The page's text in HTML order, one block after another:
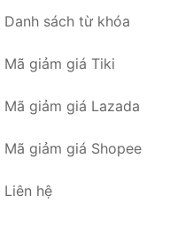
Danh sách từ khóa
Mã giảm giá Tiki
Mã giảm giá Lazada
Mã giảm giá Shopee
Liên hệ